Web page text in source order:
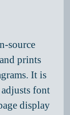
source
prints
It is
font
display